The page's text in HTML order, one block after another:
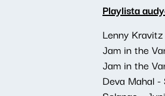
Playlista
Lenny
Jam in the
Jam in the
Deva Mahal -